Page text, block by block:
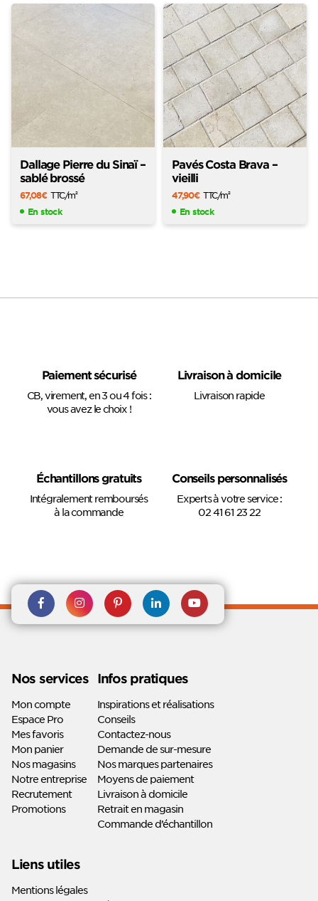
Dallage Pierre du Sinaï –
sablé brossé
67,08€ TTC/m2
En stock
Pavés Costa Brava –
vieilli
47,90€ TTC/m2
En stock
Paiement sécurisé
CB, virement, en 3 ou 4 fois :
vous avez le choix !
Livraison à domicile
Livraison rapide
Échantillons gratuits
Intégralement remboursés
à la commande
Conseils personnalisés
Experts à votre service :
02 41 61 23 22
Rejoignez nous sur Facebook
Suivez-nous sur
Instagram
Suivez-nous sur
Pinterest
Suivez-
nous sur
Suivez-
nous sur
Nos services
Mon compte
Espace Pro
Mes favoris
Mon panier
Nos magasins
Notre entreprise
Recrutement
Promotions
Infos pratiques
Inspirations et réalisations
Conseils
Contactez-nous
Demande de sur-mesure
Nos marques partenaires
Moyens de paiement
Livraison à domicile
Retrait en magasin
Commande d’échantillon
Liens utiles
Mentions légales